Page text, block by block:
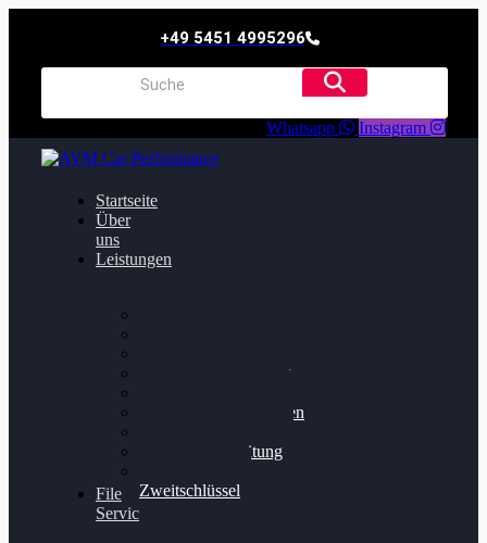
+49 5451 4995296
Whatsapp Instagram
Startseite
Über
uns
Leistungen
Getriebeoptimierung
Bremsscheiben planen
Felgenaufbereitung
Zweitschlüssel
File
Service